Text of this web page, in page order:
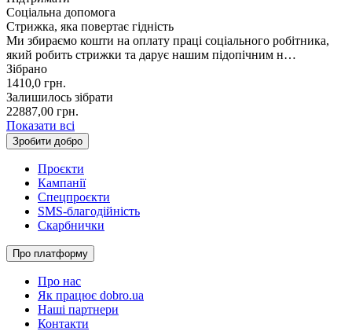
Соціальна допомога
Стрижка, яка повертає гідність
Ми збираємо кошти на оплату праці соціального робітника,
який робить стрижки та дарує нашим підопічним н…
Зібрано
1410,0 грн.
Залишилось зібрати
22887,00 грн.
Показати всі
Зробити добро
Проєкти
Кампанії
Спецпроєкти
SMS-благодійність
Скарбнички
Про платформу
Про нас
Як працює dobro.ua
Наші партнери
Контакти